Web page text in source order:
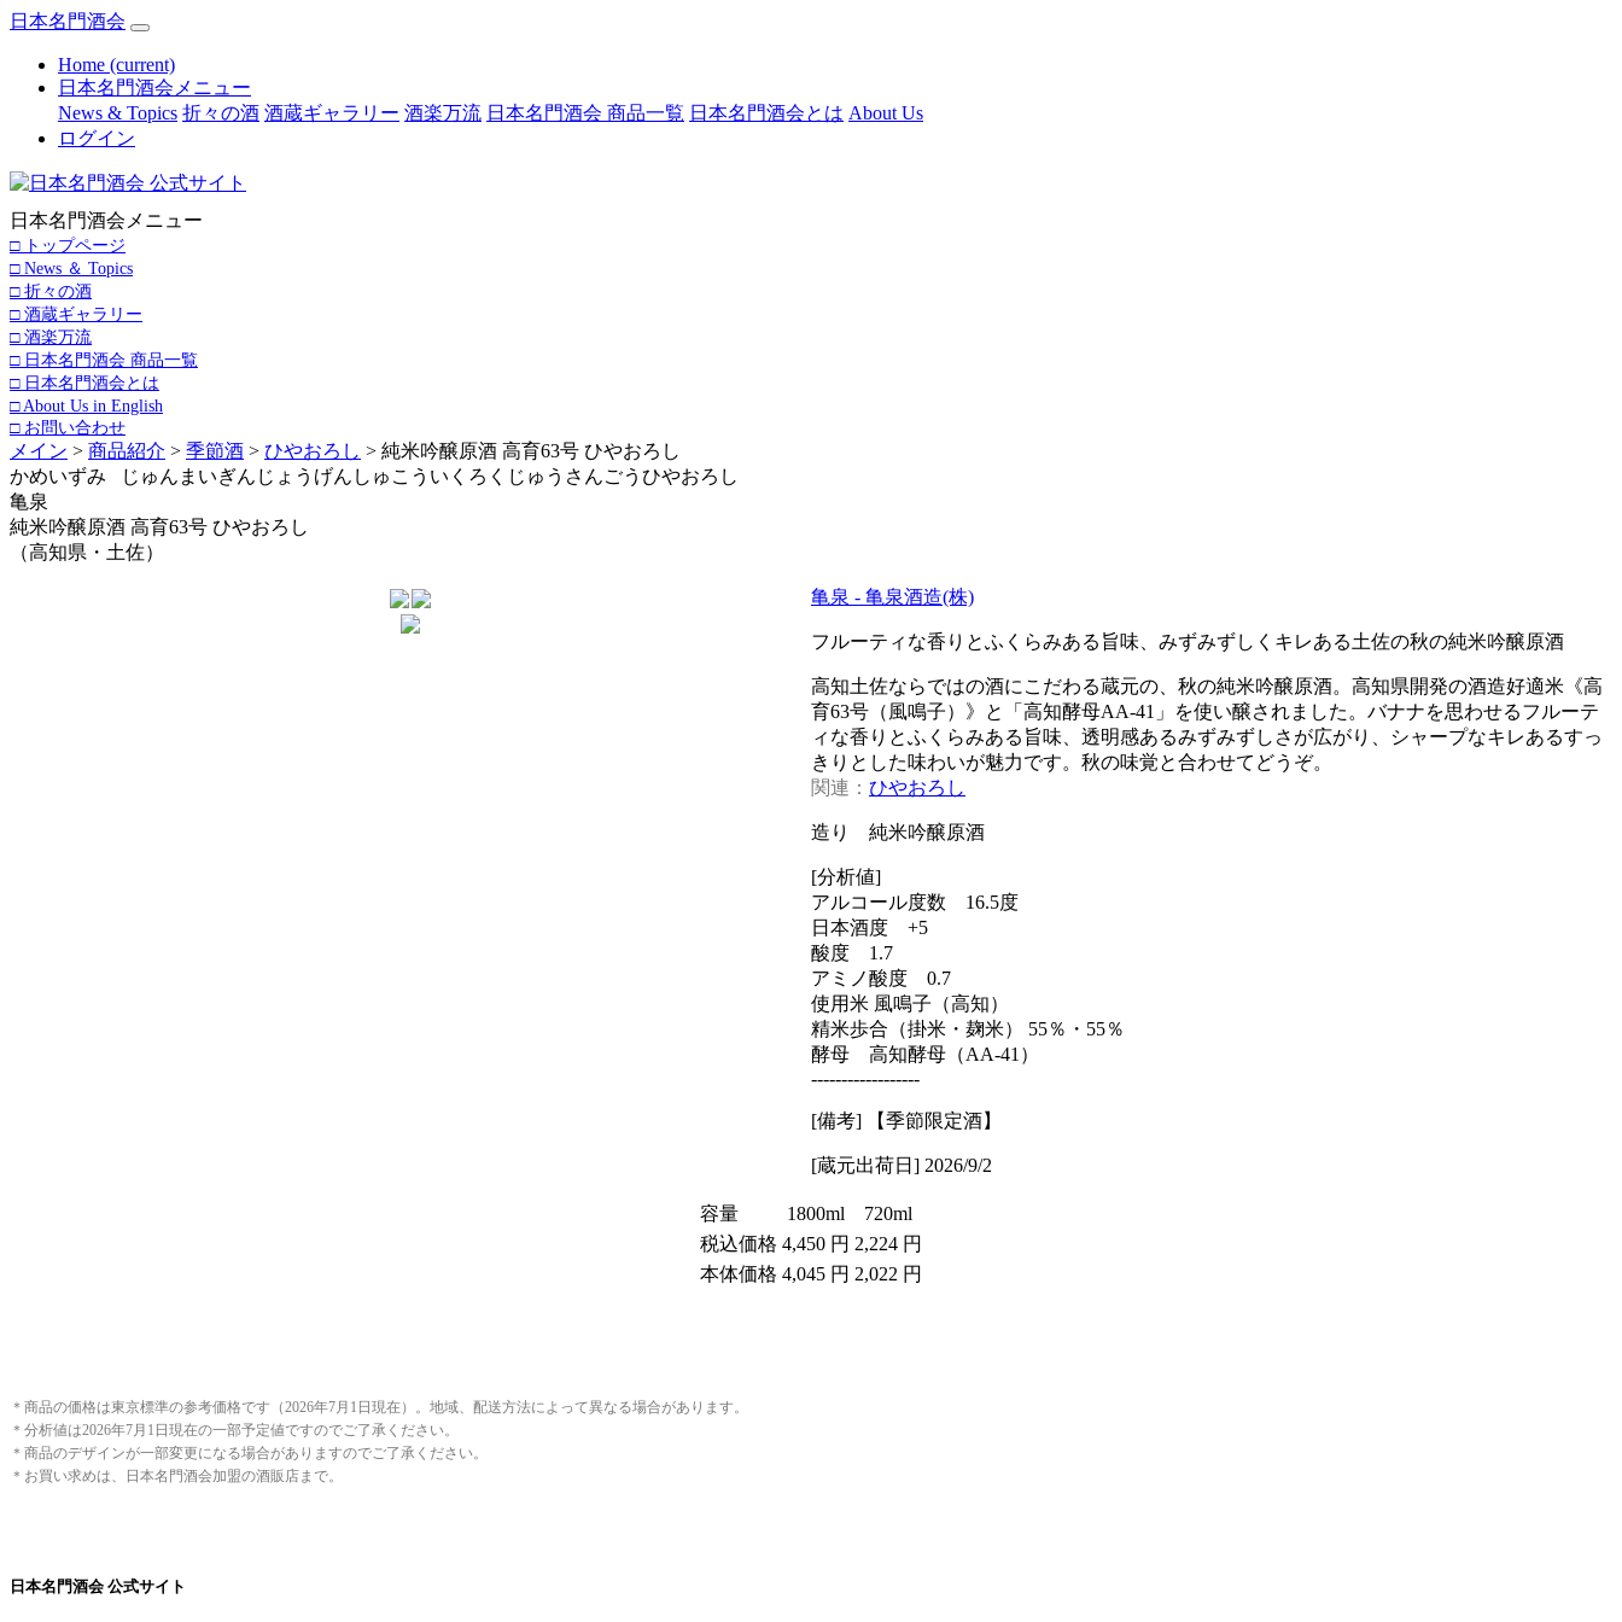
日本名門酒会
Home (current)
日本名門酒会メニュー
News & Topics 折々の酒 酒蔵ギャラリー 酒楽万流 日本名門酒会 商品一覧 日本名門酒会とは About Us
ログイン
日本名門酒会メニュー
□ トップページ
□ News ＆ Topics
□ 折々の酒
□ 酒蔵ギャラリー
□ 酒楽万流
□ 日本名門酒会 商品一覧
□ 日本名門酒会とは
□ About Us in English
□ お問い合わせ
メイン > 商品紹介 > 季節酒 > ひやおろし > 純米吟醸原酒 高育63号 ひやおろし
かめいずみ じゅんまいぎんじょうげんしゅこういくろくじゅうさんごうひやおろし
亀泉
純米吟醸原酒 高育63号 ひやおろし
（高知県・土佐）
亀泉 - 亀泉酒造(株)
フルーティな香りとふくらみある旨味、みずみずしくキレある土佐の秋の純米吟醸原酒
高知土佐ならではの酒にこだわる蔵元の、秋の純米吟醸原酒。高知県開発の酒造好適米《高
育63号（風鳴子）》と「高知酵母AA-41」を使い醸されました。バナナを思わせるフルーテ
ィな香りとふくらみある旨味、透明感あるみずみずしさが広がり、シャープなキレあるすっ
きりとした味わいが魅力です。秋の味覚と合わせてどうぞ。
関連： ひやおろし
造り 純米吟醸原酒
[分析値]
アルコール度数 16.5度
日本酒度 +5
酸度 1.7
アミノ酸度 0.7
使用米 風鳴子（高知）
精米歩合（掛米・麹米） 55％・55％
酵母 高知酵母（AA-41）
------------------
[備考] 【季節限定酒】
[蔵元出荷日] 2026/9/2
容量 1800ml
720ml
税込価格 4,450 円 2,224 円
本体価格 4,045 円 2,022 円
＊商品の価格は東京標準の参考価格です（2026年7月1日現在）。地域、配送方法によって異なる場合があります。
＊分析値は2026年7月1日現在の一部予定値ですのでご了承ください。
＊商品のデザインが一部変更になる場合がありますのでご了承ください。
＊お買い求めは、日本名門酒会加盟の酒販店まで。
日本名門酒会 公式サイト